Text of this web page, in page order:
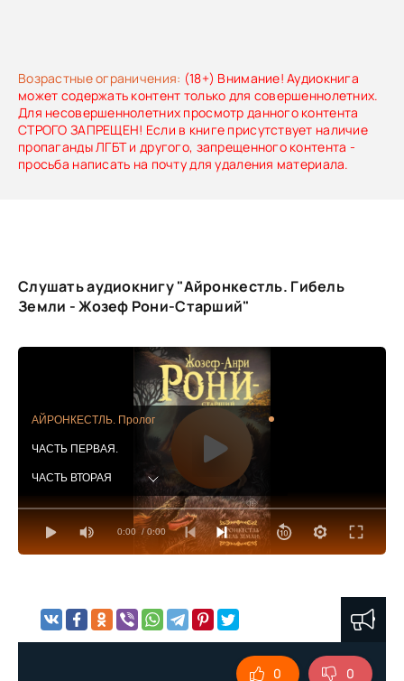
Возрастные ограничения: (18+) Внимание! Аудиокнига
может содержать контент только для совершеннолетних.
Для несовершеннолетних просмотр данного контента
СТРОГО ЗАПРЕЩЕН! Если в книге присутствует наличие
пропаганды ЛГБТ и другого, запрещенного контента -
просьба написать на почту для удаления материала.
Слушать аудиокнигу "Айронкестль. Гибель
Земли - Жозеф Рони-Старший"
0:00 / 0:00
АЙРОНКЕСТЛЬ. Пролог
ЧАСТЬ ПЕРВАЯ.
ЧАСТЬ ВТОРАЯ
ЧАСТЬ ТРЕТЬЯ
ЭПИЛОГ. ЛЕГЕНДА О РАСТЕНИЯХ
СОКРОВИЩА СНЕГОВ
0 0